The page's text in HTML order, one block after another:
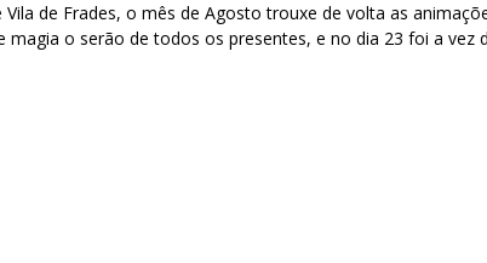
de Frades, o mês de Agosto trouxe de volta as
magia o serão de todos os presentes, e no dia 23 foi a